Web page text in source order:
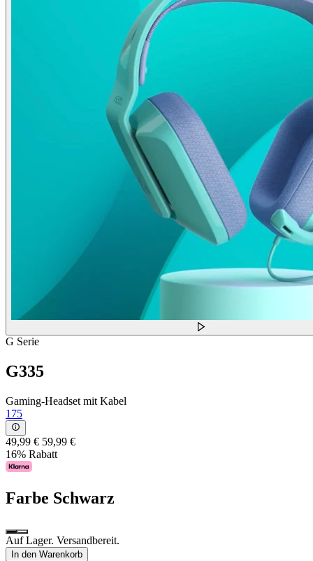
G Serie
G335
Gaming-Headset mit Kabel
175
49,99 € 59,99 €
16% Rabatt
Farbe Schwarz
Auf Lager. Versandbereit.
In den Warenkorb